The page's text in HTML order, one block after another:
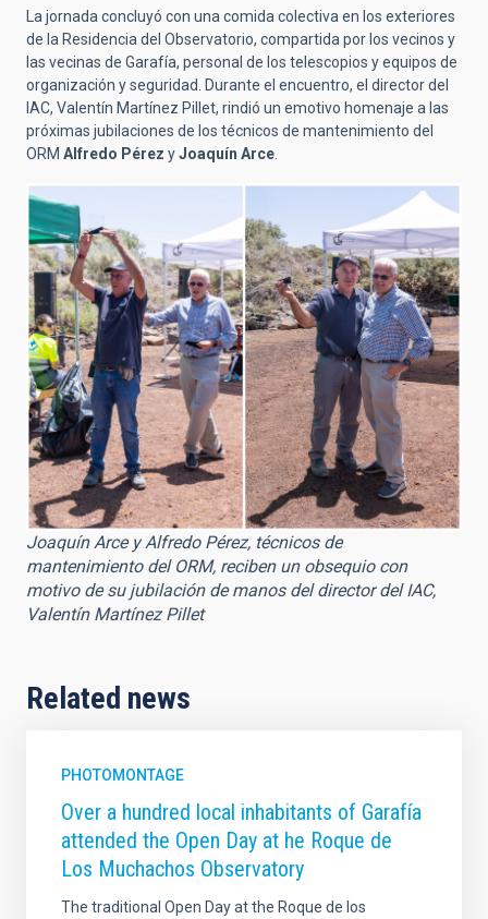
La jornada concluyó con una comida colectiva en los exteriores
de la Residencia del Observatorio, compartida por los vecinos y
las vecinas de Garafía, personal de los telescopios y equipos de
organización y seguridad. Durante el encuentro, el director del
IAC, Valentín Martínez Pillet, rindió un emotivo homenaje a las
próximas jubilaciones de los técnicos de mantenimiento del
ORM Alfredo Pérez yJoaquín Arce
Joaquín Arce y Alfredo Pérez, técnicos de
mantenimiento del ORM, reciben un obsequio con
motivo de su jubilación de manos del director del IAC,
Valentín Martínez Pillet
Related news
PHOTOMONTAGE
Over a hundred local inhabitants of Garafía
attended the Open Day at he Roque de
Los Muchachos Observatory
The traditional Open Day at the Roque de los